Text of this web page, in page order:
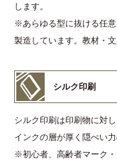
します。
※あらゆる型に抜ける任
製造しています。教材・
シルク印刷
シルク印刷は印刷物に対
インクの層が厚く隠ぺい
※初心者、高齢者マーク